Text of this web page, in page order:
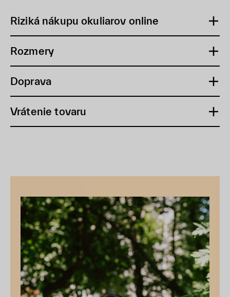
Riziká nákupu okuliarov online
Rozmery
Doprava
Vrátenie tovaru